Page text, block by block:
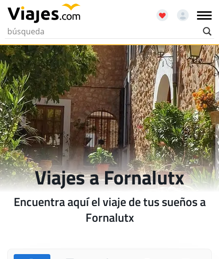
Viajes a Fornalutx
Encuentra aquí el viaje de tus sueños a
Fornalutx